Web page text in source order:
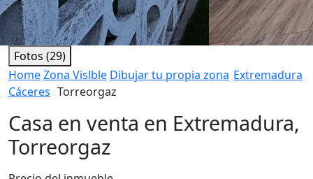
Fotos (29)
HomeZona Vislble Dibujar tu propia zona Extremadura
Cáceres Torreorgaz
Casa en venta en Extremadura,
Torreorgaz